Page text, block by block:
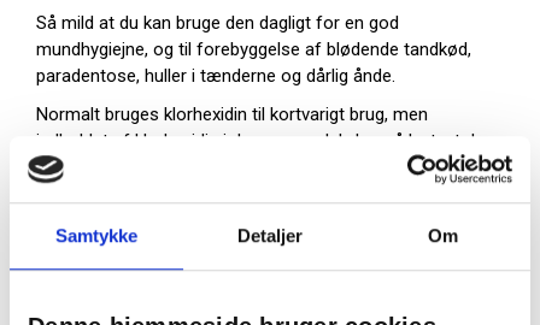
Samtykke Detaljer Om
Så mild at du kan bruge den dagligt for en god
mundhygiejne, og til forebyggelse af blødende tandkød,
paradentose, huller i tænderne og dårlig ånde.
Normalt bruges klorhexidin til kortvarigt brug, men
indholdet af klorhexidin i denne mundskyl er så lavt, at du
med fordel kan bruge den dagligt, helt uden bivirkninger.
Paroex 0,06% forebygger effektivt de skadelige
bakteriebelægningerne (plak), som er årsagen til